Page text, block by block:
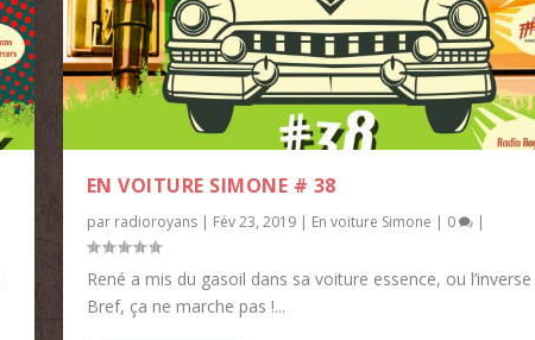
EN VOITURE SIMONE # 38
par radioroyans| Fév 23, 2019| En voiture Simone | 0 |
René a mis du gasoil dans sa voiture essence, ou
Bref, ça ne marche pas !...